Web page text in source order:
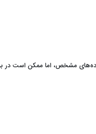
مشخص، اما ممکن است در